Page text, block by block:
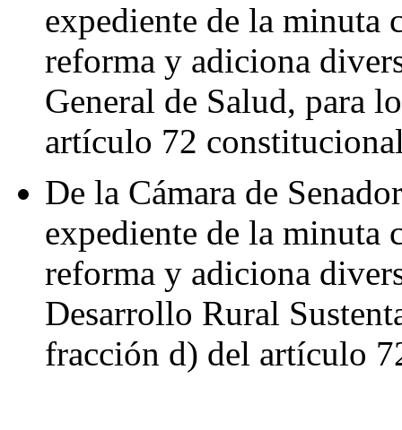
expediente de la minuta
reforma y adiciona
General de Salud, para
artículo 72
De la Cámara de
expediente de la minuta
reforma y adiciona
Desarrollo Rural
fracción d) del artículo